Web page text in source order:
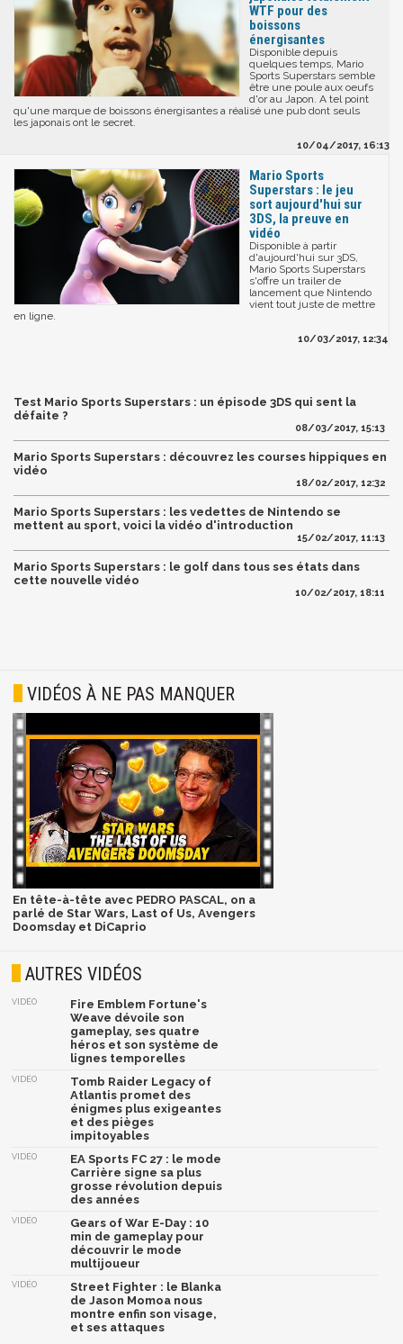
WTF pour des
boissons
énergisantes
Disponible depuis
quelques temps, Mario
Sports Superstars semble
être une poule aux oeufs
d'or au Japon. A tel point
qu'une marque de boissons énergisantes a réalisé une pub dont seuls
les japonais ont le secret.
10/04/2017, 16:13
Mario Sports
Superstars : le jeu
sort aujourd'hui sur
3DS, la preuve en
vidéo
Disponible à partir
d'aujourd'hui sur 3DS,
Mario Sports Superstars
s'offre un trailer de
lancement que Nintendo
vient tout juste de mettre
en ligne.
10/03/2017, 12:34
Test Mario Sports Superstars : un épisode 3DS qui sent la
défaite ?
08/03/2017, 15:13
Mario Sports Superstars : découvrez les courses hippiques en
vidéo
18/02/2017, 12:32
Mario Sports Superstars : les vedettes de Nintendo se
mettent au sport, voici la vidéo d'introduction
15/02/2017, 11:13
Mario Sports Superstars : le golf dans tous ses états dans
cette nouvelle vidéo
10/02/2017, 18:11
VIDÉOS À NE PAS MANQUER
En tête-à-tête avec PEDRO PASCAL, on a
parlé de Star Wars, Last of Us, Avengers
Doomsday et DiCaprio
AUTRES VIDÉOS
VIDÉO
Fire Emblem Fortune's
Weave dévoile son
gameplay, ses quatre
héros et son système de
lignes temporelles
VIDÉO
Tomb Raider Legacy of
Atlantis promet des
énigmes plus exigeantes
et des pièges
impitoyables
VIDÉO
EA Sports FC 27 : le mode
Carrière signe sa plus
grosse révolution depuis
des années
VIDÉO
Gears of War E-Day : 10
min de gameplay pour
découvrir le mode
multijoueur
VIDÉO
Street Fighter : le Blanka
de Jason Momoa nous
montre enfin son visage,
et ses attaques